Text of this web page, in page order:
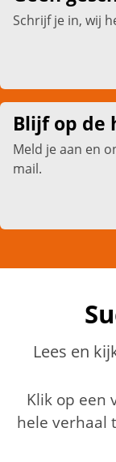
Schrijf je in, wij
Blijf op de
Meld je aan en
mail.
Lees en
Klik op een
hele verhaal